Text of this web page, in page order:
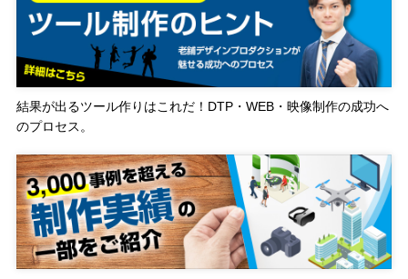
結果が出るツール作りはこれだ！DTP・WEB・映像制作の成功へ
のプロセス。